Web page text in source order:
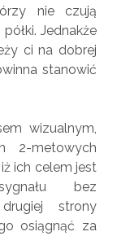
nie czują
Jednakże
ci na dobrej
stanowić
wizualnym,
2-metowych
ich celem jest
bez
strony
osiągnąć za